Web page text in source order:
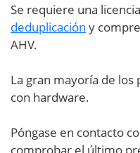
Se requiere una
deduplicación y
AHV.
La gran mayoría de
con hardware.
Póngase en contacto
comprobar el último